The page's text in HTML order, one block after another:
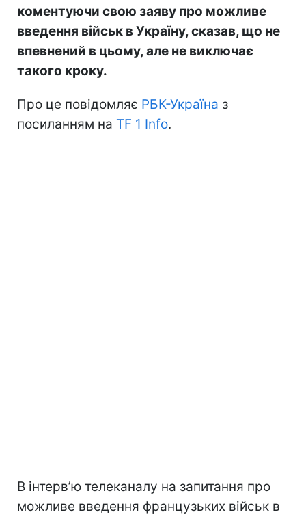
коментуючи свою заяву про можливе
введення військ в Україну, сказав, що не
впевнений в цьому, але не виключає
такого кроку.
Про це повідомляє РБК-Україна з
посиланням на TF 1 Info.
В інтерв’ю телеканалу на запитання про
можливе введення французьких військ в